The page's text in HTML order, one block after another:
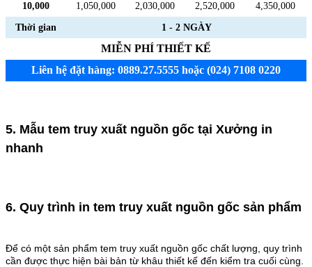
10,000 1,050,000 2,030,000 2,520,000 4,350,000
Thời gian 1 - 2 NGÀY
MIỄN PHÍ THIẾT KẾ
Liên hệ đặt hàng: 0889.27.5555 hoặc (024) 7108 0220
5. Mẫu tem truy xuất nguồn gốc tại Xưởng in
nhanh
6. Quy trình in tem truy xuất nguồn gốc sản phẩm
Để có một sản phẩm tem truy xuất nguồn gốc chất lượng, quy trình
cần được thực hiện bài bản từ khâu thiết kế đến kiểm tra cuối cùng.